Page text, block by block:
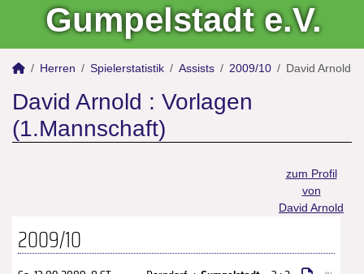
Gumpelstadt e.V.
Herren Spielerstatistik Assists 2009/10 David Arnold
David Arnold : Vorlagen
(1.Mannschaft)
zum Profil
von
David Arnold
2009/10